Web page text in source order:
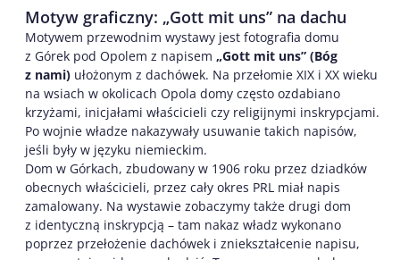
Motyw graficzny: „Gott mit uns” na dachu
Motywem przewodnim wystawy jest fotografia domu
z Górek pod Opolem z napisem „Gott mit uns” (Bóg
z nami) ułożonym z dachówek. Na przełomie XIX i XX wieku
na wsiach w okolicach Opola domy często ozdabiano
krzyżami, inicjałami właścicieli czy religijnymi inskrypcjami.
Po wojnie władze nakazywały usuwanie takich napisów,
jeśli były w języku niemieckim.
Dom w Górkach, zbudowany w 1906 roku przez dziadków
obecnych właścicieli, przez cały okres PRL miał napis
zamalowany. Na wystawie zobaczymy także drugi dom
z identyczną inskrypcją – tam nakaz władz wykonano
poprzez przełożenie dachówek i zniekształcenie napisu,